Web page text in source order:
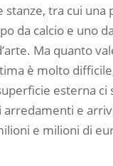
tra cui una
da calcio e uno
Ma quanto
è molto
esterna ci
e
e milioni di